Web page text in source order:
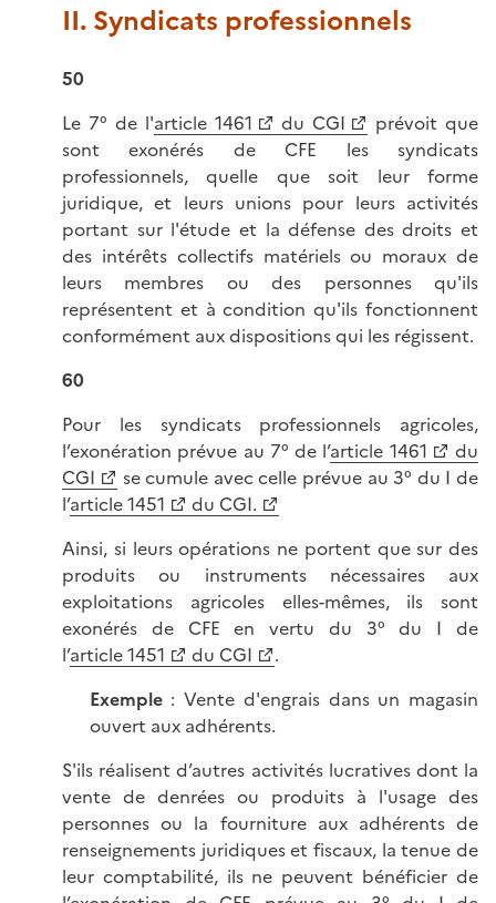
II. Syndicats professionnels
50
Le 7° de l'article 1461 du CGI
prévoit que
sont exonérés de CFE les syndicats
professionnels, quelle que soit leur forme
juridique, et leurs unions pour leurs activités
portant sur l'étude et la défense des droits et
des intérêts collectifs matériels ou moraux de
leurs membres ou des personnes qu'ils
représentent et à condition qu'ils fonctionnent
conformément aux dispositions qui les régissent.
60
Pour les syndicats professionnels agricoles,
l’exonération prévue au 7° de l’article 1461
du
CGI
se cumule avec celle prévue au 3° du I de
l’article 1451
du CGI.
Ainsi, si leurs opérations ne portent que sur des
produits ou instruments nécessaires aux
exploitations agricoles elles-mêmes, ils sont
exonérés de CFE en vertu du 3° du I de
l’article 1451 du CGI
.
Exemple: Vente d'engrais dans un magasin
ouvert aux adhérents.
S'ils réalisent d’autres activités lucratives dont la
vente de denrées ou produits à l'usage des
personnes ou la fourniture aux adhérents de
renseignements juridiques et fiscaux, la tenue de
leur comptabilité, ils ne peuvent bénéficier de